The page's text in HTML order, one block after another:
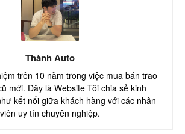
Thành Auto
trên 10 năm trong việc mua bán trao
mới. Đây là Website Tôi chia sẻ kinh
kết nối giữa khách hàng với các nhân
viên uy tín chuyên nghiệp.